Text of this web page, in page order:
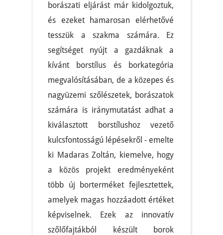
borászati eljárást már kidolgoztuk,
és ezeket hamarosan elérhetővé
tesszük a szakma számára. Ez
segítséget nyújt a gazdáknak a
kívánt borstílus és borkategória
megvalósításában, de a közepes és
nagyüzemi szőlészetek, borászatok
számára is iránymutatást adhat a
kiválasztott borstílushoz vezető
kulcsfontosságú lépésekről - emelte
ki Madaras Zoltán, kiemelve, hogy
a közös projekt eredményeként
több új borterméket fejlesztettek,
amelyek magas hozzáadott értéket
képviselnek. Ezek az innovatív
szőlőfajtákból készült borok